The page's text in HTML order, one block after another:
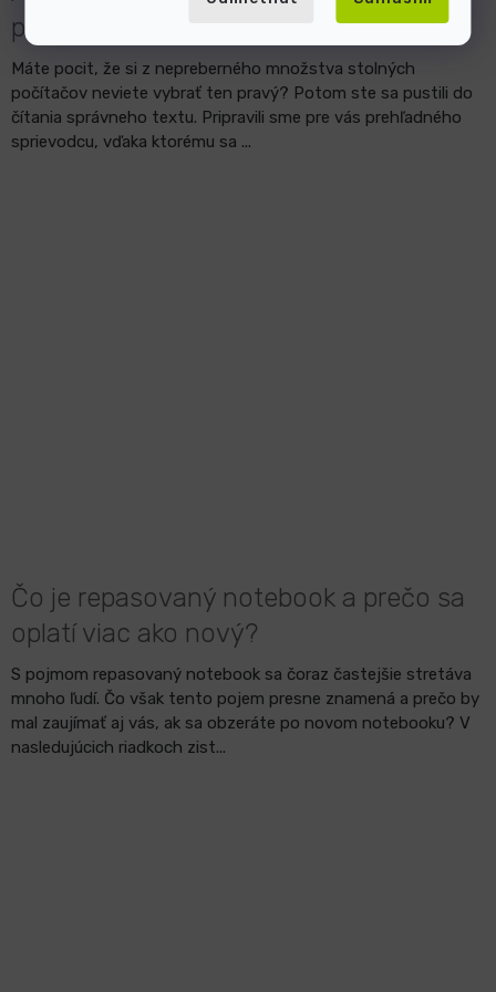
parametre sa zamerať?
Máte pocit, že si z nepreberného množstva stolných
počítačov neviete vybrať ten pravý? Potom ste sa pustili do
čítania správneho textu. Pripravili sme pre vás prehľadného
sprievodcu, vďaka ktorému sa ...
Čo je repasovaný notebook a prečo sa
oplatí viac ako nový?
S pojmom repasovaný notebook sa čoraz častejšie stretáva
mnoho ľudí. Čo však tento pojem presne znamená a prečo by
mal zaujímať aj vás, ak sa obzeráte po novom notebooku? V
nasledujúcich riadkoch zist...